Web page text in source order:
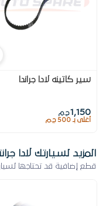
سير كاتينه لادا جراندا
1,150ج.م
أغلى بـ 500 ج.م
المزيد لسيارتك لادا
قطع إضافية قد تحتاجها